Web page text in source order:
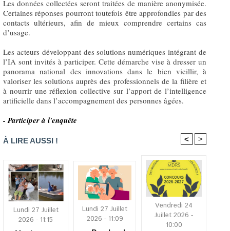
Les données collectées seront traitées de manière anonymisée.
Certaines réponses pourront toutefois être approfondies par des
contacts ultérieurs, afin de mieux comprendre certains cas
d’usage.
Les acteurs développant des solutions numériques intégrant de
l’IA sont invités à participer. Cette démarche vise à dresser un
panorama national des innovations dans le bien vieillir, à
valoriser les solutions auprès des professionnels de la filière et
à nourrir une réflexion collective sur l’apport de l’intelligence
artificielle dans l’accompagnement des personnes âgées.
- Participer à l'enquête
À LIRE AUSSI ! < >
Lundi 27 Juillet
2026 - 11:15
Lundi 27 Juillet
2026 - 11:09
Vendredi 24
Juillet 2026 -
10:00